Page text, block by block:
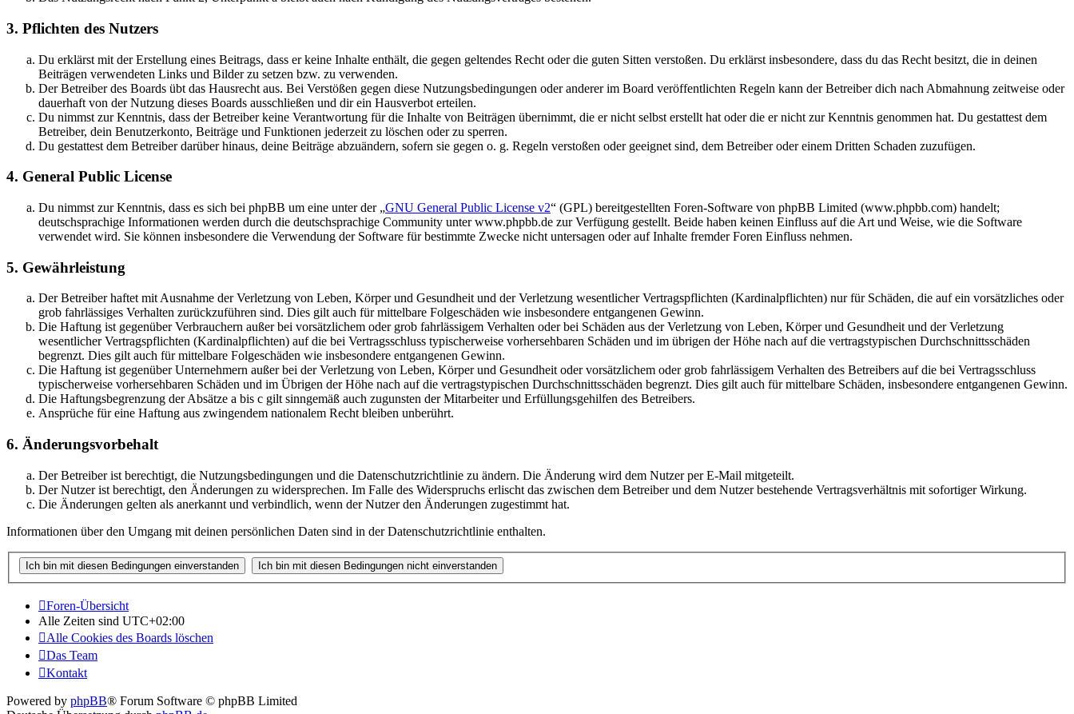
3. Pflichten des Nutzers
Du erklärst mit der Erstellung eines Beitrags, dass er keine Inhalte enthält, die gegen geltendes Recht oder die guten Sitten verstoßen. Du erklärst insbesondere, dass du das Recht besitzt, die in deinen
Beiträgen verwendeten Links und Bilder zu setzen bzw. zu verwenden.
Der Betreiber des Boards übt das Hausrecht aus. Bei Verstößen gegen diese Nutzungsbedingungen oder anderer im Board veröffentlichten Regeln kann der Betreiber dich nach Abmahnung zeitweise oder
dauerhaft von der Nutzung dieses Boards ausschließen und dir ein Hausverbot erteilen.
Du nimmst zur Kenntnis, dass der Betreiber keine Verantwortung für die Inhalte von Beiträgen übernimmt, die er nicht selbst erstellt hat oder die er nicht zur Kenntnis genommen hat. Du gestattest dem
Betreiber, dein Benutzerkonto, Beiträge und Funktionen jederzeit zu löschen oder zu sperren.
Du gestattest dem Betreiber darüber hinaus, deine Beiträge abzuändern, sofern sie gegen o. g. Regeln verstoßen oder geeignet sind, dem Betreiber oder einem Dritten Schaden zuzufügen.
4. General Public License
Du nimmst zur Kenntnis, dass es sich bei phpBB um eine unter der „GNU General Public License v2“ (GPL) bereitgestellten Foren-Software von phpBB Limited (www.phpbb.com) handelt;
deutschsprachige Informationen werden durch die deutschsprachige Community unter www.phpbb.de zur Verfügung gestellt. Beide haben keinen Einfluss auf die Art und Weise, wie die Software
verwendet wird. Sie können insbesondere die Verwendung der Software für bestimmte Zwecke nicht untersagen oder auf Inhalte fremder Foren Einfluss nehmen.
5. Gewährleistung
Der Betreiber haftet mit Ausnahme der Verletzung von Leben, Körper und Gesundheit und der Verletzung wesentlicher Vertragspflichten (Kardinalpflichten) nur für Schäden, die auf ein vorsätzliches oder
grob fahrlässiges Verhalten zurückzuführen sind. Dies gilt auch für mittelbare Folgeschäden wie insbesondere entgangenen Gewinn.
Die Haftung ist gegenüber Verbrauchern außer bei vorsätzlichem oder grob fahrlässigem Verhalten oder bei Schäden aus der Verletzung von Leben, Körper und Gesundheit und der Verletzung
wesentlicher Vertragspflichten (Kardinalpflichten) auf die bei Vertragsschluss typischerweise vorhersehbaren Schäden und im übrigen der Höhe nach auf die vertragstypischen Durchschnittsschäden
begrenzt. Dies gilt auch für mittelbare Folgeschäden wie insbesondere entgangenen Gewinn.
Die Haftung ist gegenüber Unternehmern außer bei der Verletzung von Leben, Körper und Gesundheit oder vorsätzlichem oder grob fahrlässigem Verhalten des Betreibers auf die bei Vertragsschluss
typischerweise vorhersehbaren Schäden und im Übrigen der Höhe nach auf die vertragstypischen Durchschnittsschäden begrenzt. Dies gilt auch für mittelbare Schäden, insbesondere entgangenen Gewinn.
Die Haftungsbegrenzung der Absätze a bis c gilt sinngemäß auch zugunsten der Mitarbeiter und Erfüllungsgehilfen des Betreibers.
Ansprüche für eine Haftung aus zwingendem nationalem Recht bleiben unberührt.
6. Änderungsvorbehalt
Der Betreiber ist berechtigt, die Nutzungsbedingungen und die Datenschutzrichtlinie zu ändern. Die Änderung wird dem Nutzer per E-Mail mitgeteilt.
Der Nutzer ist berechtigt, den Änderungen zu widersprechen. Im Falle des Widerspruchs erlischt das zwischen dem Betreiber und dem Nutzer bestehende Vertragsverhältnis mit sofortiger Wirkung.
Die Änderungen gelten als anerkannt und verbindlich, wenn der Nutzer den Änderungen zugestimmt hat.
Informationen über den Umgang mit deinen persönlichen Daten sind in der Datenschutzrichtlinie enthalten.
Foren-Übersicht
Alle Zeiten sind UTC+02:00
Alle Cookies des Boards löschen
Das Team
Kontakt
Powered by phpBB® Forum Software © phpBB Limited